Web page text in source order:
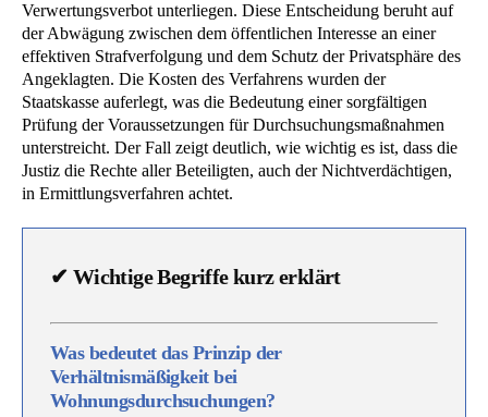
Verwertungsverbot unterliegen. Diese Entscheidung beruht auf
der Abwägung zwischen dem öffentlichen Interesse an einer
effektiven Strafverfolgung und dem Schutz der Privatsphäre des
Angeklagten. Die Kosten des Verfahrens wurden der
Staatskasse auferlegt, was die Bedeutung einer sorgfältigen
Prüfung der Voraussetzungen für Durchsuchungsmaßnahmen
unterstreicht. Der Fall zeigt deutlich, wie wichtig es ist, dass die
Justiz die Rechte aller Beteiligten, auch der Nichtverdächtigen,
in Ermittlungsverfahren achtet.
✔ Wichtige Begriffe kurz erklärt
Was bedeutet das Prinzip der
Verhältnismäßigkeit bei
Wohnungsdurchsuchungen?